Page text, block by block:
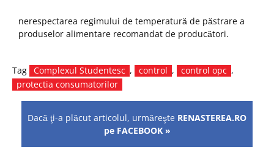
nerespectarea regimului de temperatură de păstrare a
produselor alimentare recomandat de producători.
Tag Complexul Studentesc , control , control opc ,
protectia consumatorilor
Dacă ţi-a plăcut articolul, urmăreşte RENASTEREA.RO
pe FACEBOOK »